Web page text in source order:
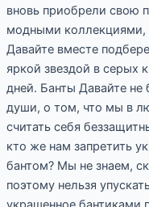
вновь приобрели свою
модными коллекциями,
Давайте вместе
яркой звездой в серых
дней. Банты Давайте не
души, о том, что мы в
считать себя
кто же нам запретить
бантом? Мы не знаем,
поэтому нельзя